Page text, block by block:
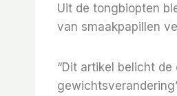
Uit de tongbiopten
van smaakpapillen
“Dit artikel belicht